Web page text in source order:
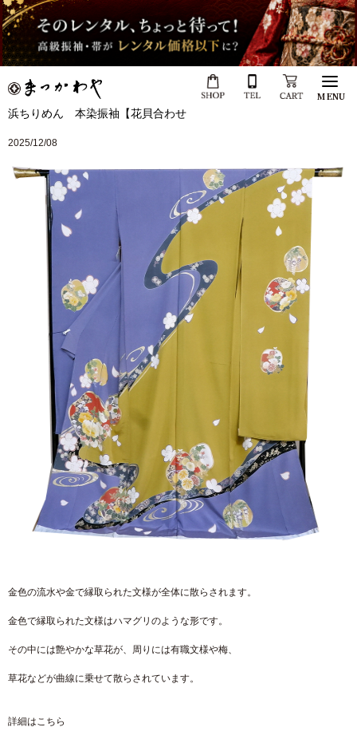
MENU
浜ちりめん 本染振袖【花貝合わせ
2025/12/08
金色の流水や金で縁取られた文様が全体に散らされます。
金色で縁取られた文様はハマグリのような形です。
その中には艶やかな草花が、周りには有職文様や梅、
草花などが曲線に乗せて散らされています。
詳細は こちら